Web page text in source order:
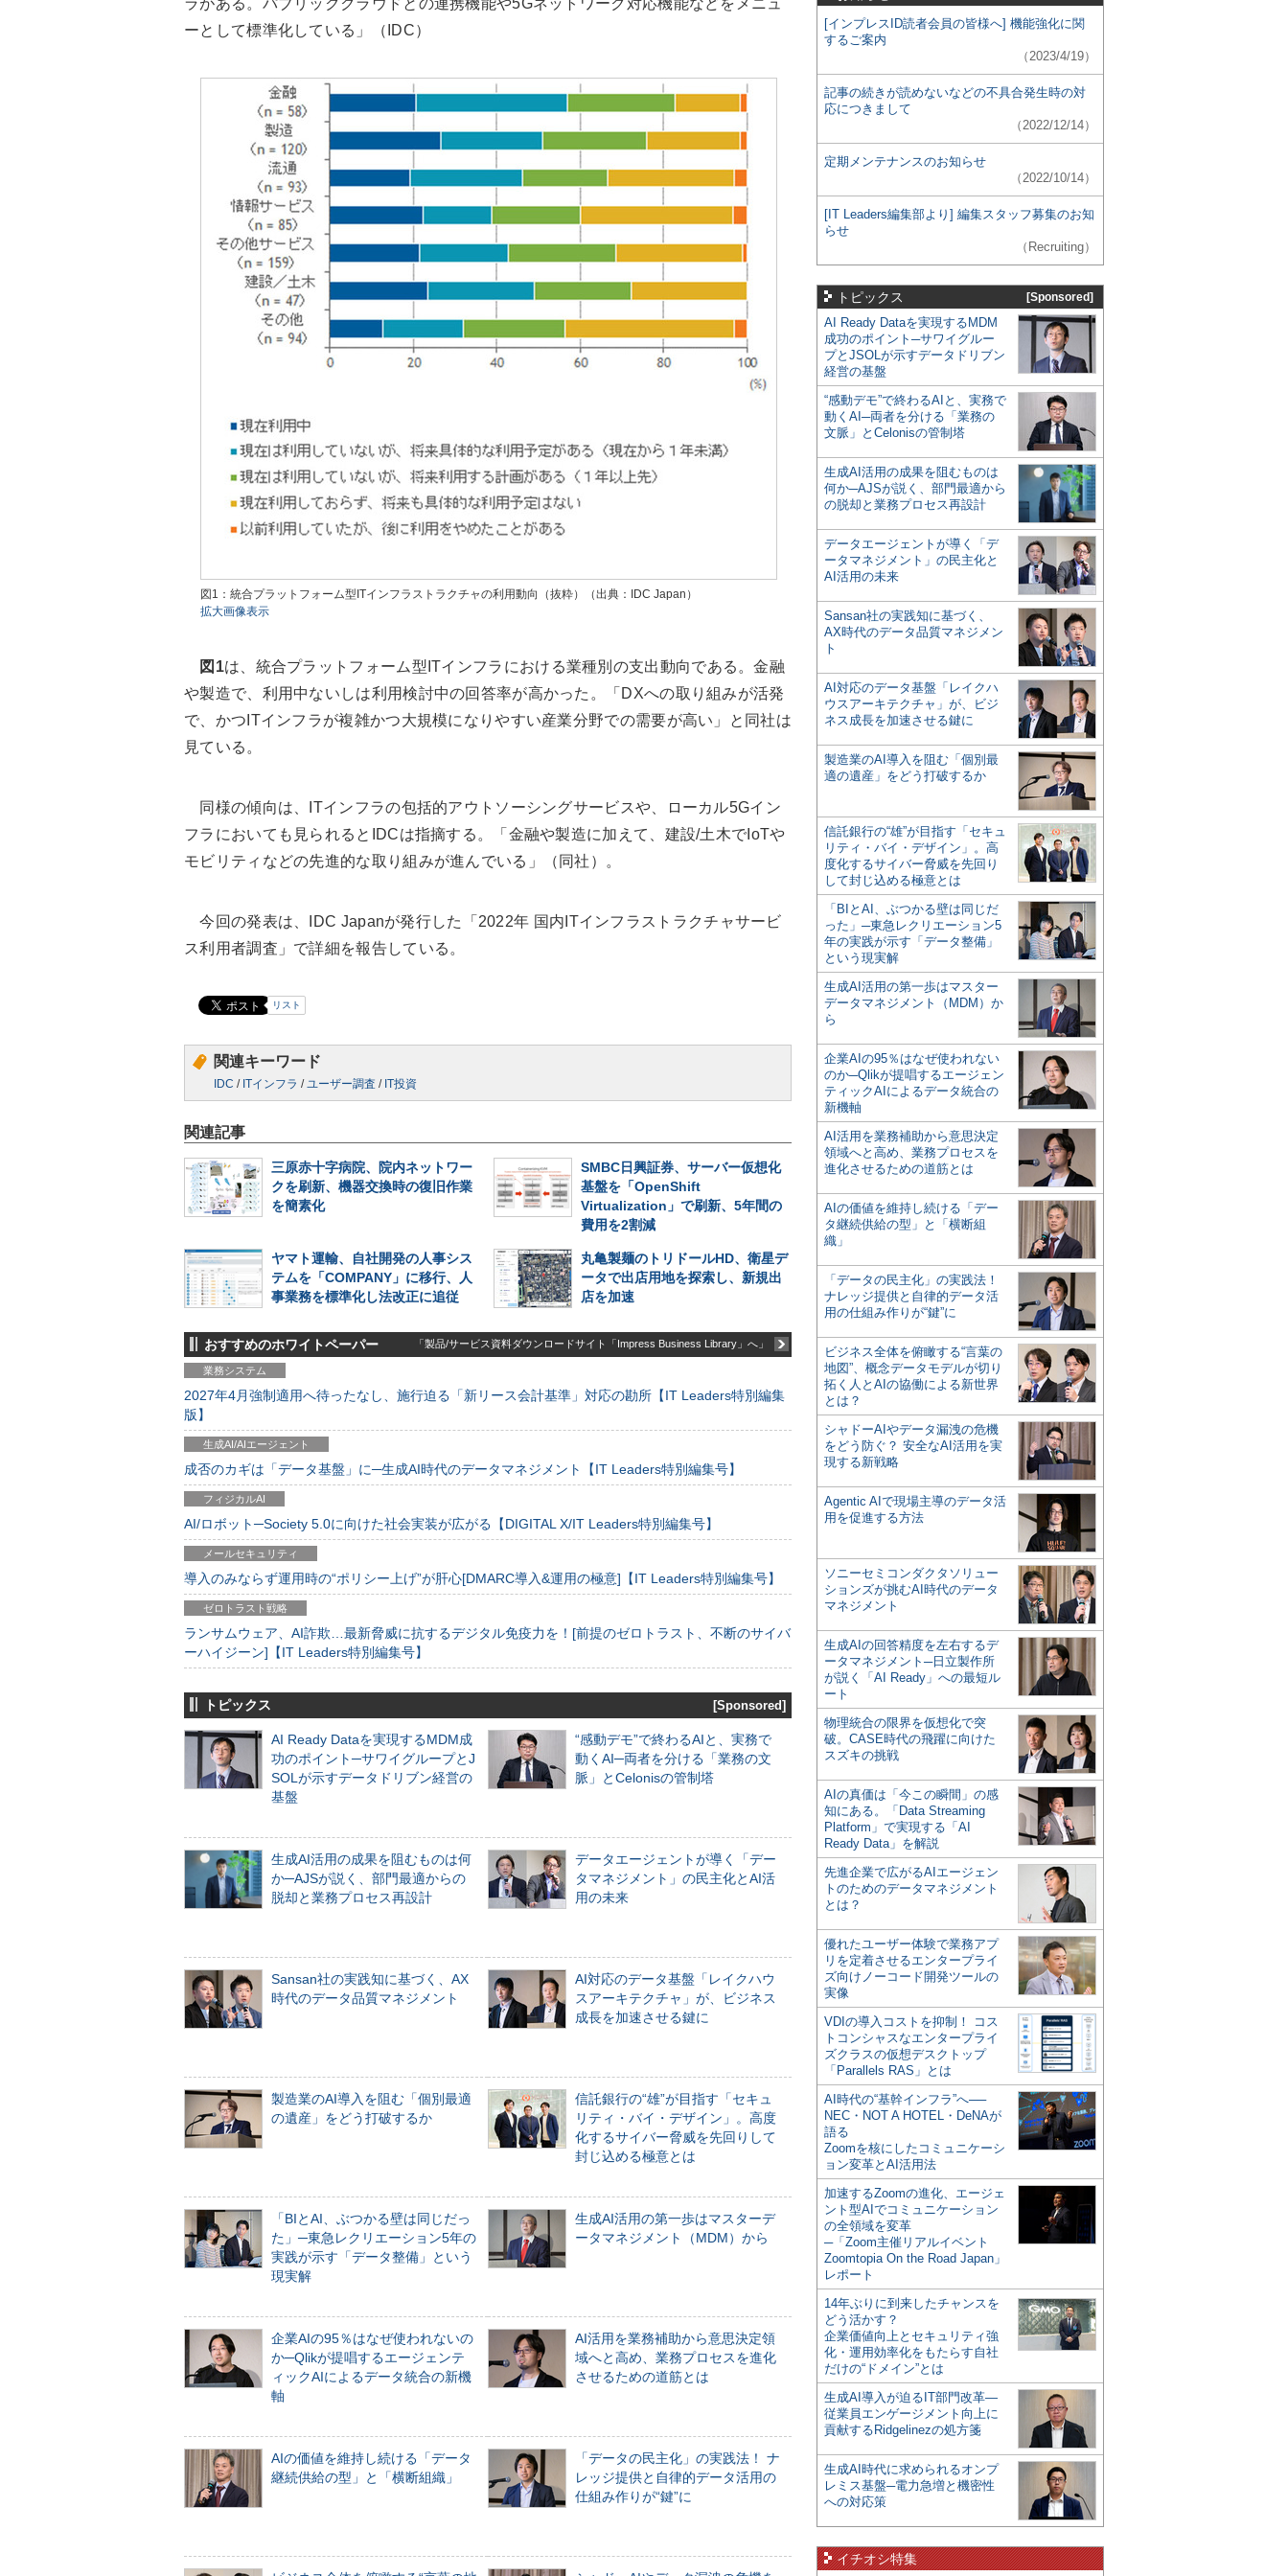
ラがある。パブリッククラウドとの連携機能や5Gネットワーク対応機能などをメニュ
ーとして標準化している」（IDC）
図1：統合プラットフォーム型ITインフラストラクチャの利用動向（抜粋）（出典：IDC Japan）
拡大画像表示
図1は、統合プラットフォーム型ITインフラにおける業種別の支出動向である。金融
や製造で、利用中ないしは利用検討中の回答率が高かった。「DXへの取り組みが活発
で、かつITインフラが複雑かつ大規模になりやすい産業分野での需要が高い」と同社は
見ている。
同様の傾向は、ITインフラの包括的アウトソーシングサービスや、ローカル5Gイン
フラにおいても見られるとIDCは指摘する。「金融や製造に加えて、建設/土木でIoTや
モビリティなどの先進的な取り組みが進んでいる」（同社）。
今回の発表は、IDC Japanが発行した「2022年 国内ITインフラストラクチャサービ
ス利用者調査」で詳細を報告している。
リスト
関連キーワード
IDC / ITインフラ /ユーザー調査 / IT投資
関連記事
三原赤十字病院、院内ネットワー
クを刷新、機器交換時の復旧作業
を簡素化
SMBC日興証券、サーバー仮想化
基盤を「OpenShift
Virtualization」で刷新、5年間の
費用を2割減
ヤマト運輸、自社開発の人事シス
テムを「COMPANY」に移行、人
事業務を標準化し法改正に追従
丸亀製麺のトリドールHD、衛星デ
ータで出店用地を探索し、新規出
店を加速
おすすめのホワイトペーパー 「製品/サービス資料ダウンロードサイト「Impress Business Library」へ」
業務システム
2027年4月強制適用へ待ったなし、施行迫る「新リース会計基準」対応の勘所【IT Leaders特別編集
版】
生成AI/AIエージェント
成否のカギは「データ基盤」に─生成AI時代のデータマネジメント【IT Leaders特別編集号】
フィジカルAI
AI/ロボット─Society 5.0に向けた社会実装が広がる【DIGITAL X/IT Leaders特別編集号】
メールセキュリティ
導入のみならず運用時の“ポリシー上げ”が肝心[DMARC導入&運用の極意]【IT Leaders特別編集号】
ゼロトラスト戦略
ランサムウェア、AI詐欺…最新脅威に抗するデジタル免疫力を！[前提のゼロトラスト、不断のサイバ
ーハイジーン]【IT Leaders特別編集号】
トピックス [Sponsored]
AI Ready Dataを実現するMDM成
功のポイント─サワイグループとJ
SOLが示すデータドリブン経営の
基盤
“感動デモ”で終わるAIと、実務で
動くAI─両者を分ける「業務の文
脈」とCelonisの管制塔
生成AI活用の成果を阻むものは何
か─AJSが説く、部門最適からの
脱却と業務プロセス再設計
データエージェントが導く「デー
タマネジメント」の民主化とAI活
用の未来
Sansan社の実践知に基づく、AX
時代のデータ品質マネジメント
AI対応のデータ基盤「レイクハウ
スアーキテクチャ」が、ビジネス
成長を加速させる鍵に
製造業のAI導入を阻む「個別最適
の遺産」をどう打破するか
信託銀行の“雄”が目指す「セキュ
リティ・バイ・デザイン」。高度
化するサイバー脅威を先回りして
封じ込める極意とは
「BIとAI、ぶつかる壁は同じだっ
た」─東急レクリエーション5年の
実践が示す「データ整備」という
現実解
生成AI活用の第一歩はマスターデ
ータマネジメント（MDM）から
企業AIの95％はなぜ使われないの
か─Qlikが提唱するエージェンテ
ィックAIによるデータ統合の新機
軸
AI活用を業務補助から意思決定領
域へと高め、業務プロセスを進化
させるための道筋とは
AIの価値を維持し続ける「データ
継続供給の型」と「横断組織」
「データの民主化」の実践法！ ナ
レッジ提供と自律的データ活用の
仕組み作りが“鍵”に
[インプレスID読者会員の皆様へ] 機能強化に関
するご案内
（2023/4/19）
記事の続きが読めないなどの不具合発生時の対
応につきまして
（2022/12/14）
定期メンテナンスのお知らせ
（2022/10/14）
[IT Leaders編集部より] 編集スタッフ募集のお知
らせ
（Recruiting）
トピックス [Sponsored]
AI Ready Dataを実現するMDM
成功のポイント─サワイグルー
プとJSOLが示すデータドリブン
経営の基盤
“感動デモ”で終わるAIと、実務で
動くAI─両者を分ける「業務の
文脈」とCelonisの管制塔
生成AI活用の成果を阻むものは
何か─AJSが説く、部門最適から
の脱却と業務プロセス再設計
データエージェントが導く「デ
ータマネジメント」の民主化と
AI活用の未来
Sansan社の実践知に基づく、
AX時代のデータ品質マネジメン
ト
AI対応のデータ基盤「レイクハ
ウスアーキテクチャ」が、ビジ
ネス成長を加速させる鍵に
製造業のAI導入を阻む「個別最
適の遺産」をどう打破するか
信託銀行の“雄”が目指す「セキュ
リティ・バイ・デザイン」。高
度化するサイバー脅威を先回り
して封じ込める極意とは
「BIとAI、ぶつかる壁は同じだ
った」─東急レクリエーション5
年の実践が示す「データ整備」
という現実解
生成AI活用の第一歩はマスター
データマネジメント（MDM）か
ら
企業AIの95％はなぜ使われない
のか─Qlikが提唱するエージェン
ティックAIによるデータ統合の
新機軸
AI活用を業務補助から意思決定
領域へと高め、業務プロセスを
進化させるための道筋とは
AIの価値を維持し続ける「デー
タ継続供給の型」と「横断組
織」
「データの民主化」の実践法！
ナレッジ提供と自律的データ活
用の仕組み作りが“鍵”に
ビジネス全体を俯瞰する“言葉の
地図”、概念データモデルが切り
拓く人とAIの協働による新世界
とは？
シャドーAIやデータ漏洩の危機
をどう防ぐ？ 安全なAI活用を実
現する新戦略
Agentic AIで現場主導のデータ活
用を促進する方法
ソニーセミコンダクタソリュー
ションズが挑むAI時代のデータ
マネジメント
生成AIの回答精度を左右するデ
ータマネジメント─日立製作所
が説く「AI Ready」への最短ル
ート
物理統合の限界を仮想化で突
破。CASE時代の飛躍に向けた
スズキの挑戦
AIの真価は「今この瞬間」の感
知にある。「Data Streaming
Platform」で実現する「AI
Ready Data」を解説
先進企業で広がるAIエージェン
トのためのデータマネジメント
とは？
優れたユーザー体験で業務アプ
リを定着させるエンタープライ
ズ向けノーコード開発ツールの
実像
VDIの導入コストを抑制！ コス
トコンシャスなエンタープライ
ズクラスの仮想デスクトップ
「Parallels RAS」とは
AI時代の“基幹インフラ”へ──
NEC・NOT A HOTEL・DeNAが
語る
Zoomを核にしたコミュニケーシ
ョン変革とAI活用法
加速するZoomの進化、エージェ
ント型AIでコミュニケーション
の全領域を変革
─「Zoom主催リアルイベント
Zoomtopia On the Road Japan」
レポート
14年ぶりに到来したチャンスを
どう活かす？
企業価値向上とセキュリティ強
化・運用効率化をもたらす自社
だけの“ドメイン”とは
生成AI導入が迫るIT部門改革―
従業員エンゲージメント向上に
貢献するRidgelinezの処方箋
生成AI時代に求められるオンプ
レミス基盤─電力急増と機密性
への対応策
イチオシ特集